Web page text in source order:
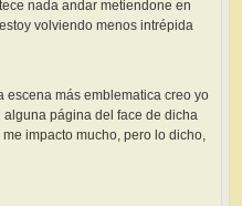
nada andar metiendone en
volviendo menos intrépida
escena más emblematica creo yo
página del face de dicha
impacto mucho, pero lo dicho,